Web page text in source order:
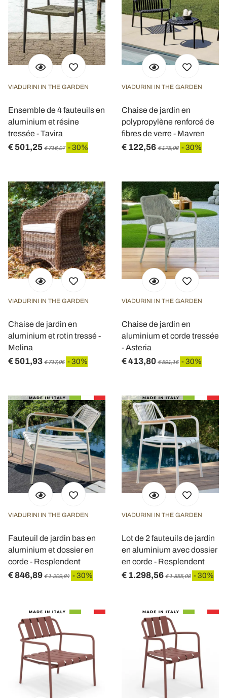
VIADURINI IN THE GARDEN
Ensemble de 4 fauteuils en
aluminium et résine
tressée - Tavira
€ 501,25 € 716,07 - 30%
VIADURINI IN THE GARDEN
Chaise de jardin en
polypropylène renforcé de
fibres de verre - Mavren
€ 122,56 € 175,08 - 30%
VIADURINI IN THE GARDEN
Chaise de jardin en
aluminium et rotin tressé -
Melina
€ 501,93 € 717,05 - 30%
VIADURINI IN THE GARDEN
Chaise de jardin en
aluminium et corde tressée
- Asteria
€ 413,80 € 591,15 - 30%
VIADURINI IN THE GARDEN
Fauteuil de jardin bas en
aluminium et dossier en
corde - Resplendent
€ 846,89 € 1.209,84 - 30%
VIADURINI IN THE GARDEN
Lot de 2 fauteuils de jardin
en aluminium avec dossier
en corde - Resplendent
€ 1.298,56 € 1.855,08 - 30%